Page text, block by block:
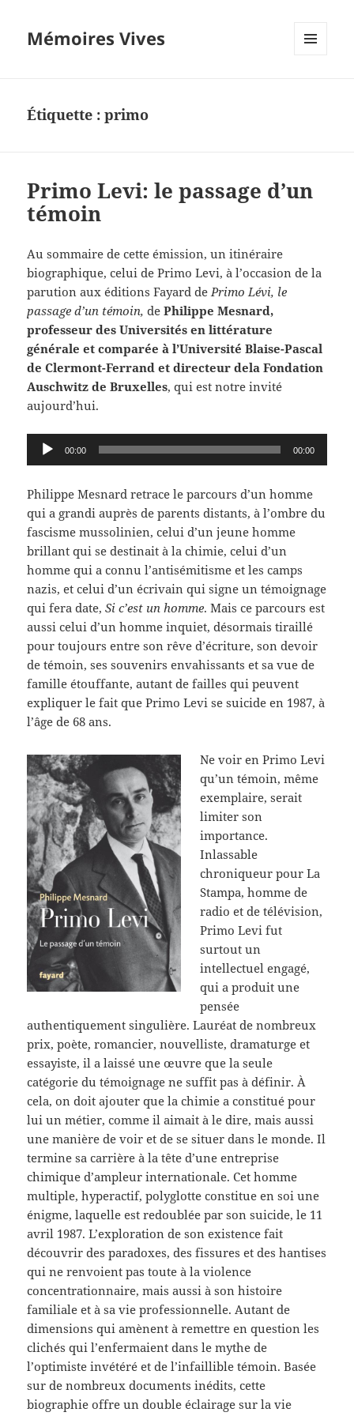
Mémoires Vives
Étiquette :primo
Primo Levi: le passage d’un
témoin
Au sommaire de cette émission, un itinéraire
biographique, celui de Primo Levi, à l’occasion de la
parution aux éditions Fayard dePrimo Lévi, le
passage d’un témoin, dePhilippe Mesnard,
professeur des Universités en littérature
générale et comparée à l’Université Blaise-Pascal
de Clermont-Ferrand et directeur dela Fondation
Auschwitz de Bruxelles, qui est notre invité
aujourd’hui.
Lecteur
audio
00:00 00:00
Philippe Mesnard retrace le parcours d’un homme
qui a grandi auprès de parents distants, à l’ombre du
fascisme mussolinien, celui d’un jeune homme
brillant qui se destinait à la chimie, celui d’un
homme qui a connu l’antisémitisme et les camps
nazis, et celui d’un écrivain qui signe un témoignage
qui fera date,Si c’est un homme. Mais ce parcours est
aussi celui d’un homme inquiet, désormais tiraillé
pour toujours entre son rêve d’écriture, son devoir
de témoin, ses souvenirs envahissants et sa vue de
famille étouffante, autant de failles qui peuvent
expliquer le fait que Primo Levi se suicide en 1987, à
l’âge de 68 ans.
Ne voir en Primo Levi
qu’un témoin, même
exemplaire, serait
limiter son
importance.
Inlassable
chroniqueur pour La
Stampa, homme de
radio et de télévision,
Primo Levi fut
surtout un
intellectuel engagé,
qui a produit une
pensée
authentiquement singulière. Lauréat de nombreux
prix, poète, romancier, nouvelliste, dramaturge et
essayiste, il a laissé une œuvre que la seule
catégorie du témoignage ne suffit pas à définir. À
cela, on doit ajouter que la chimie a constitué pour
lui un métier, comme il aimait à le dire, mais aussi
une manière de voir et de se situer dans le monde. Il
termine sa carrière à la tête d’une entreprise
chimique d’ampleur internationale. Cet homme
multiple, hyperactif, polyglotte constitue en soi une
énigme, laquelle est redoublée par son suicide, le 11
avril 1987. L’exploration de son existence fait
découvrir des paradoxes, des fissures et des hantises
qui ne renvoient pas toute à la violence
concentrationnaire, mais aussi à son histoire
familiale et à sa vie professionnelle. Autant de
dimensions qui amènent à remettre en question les
clichés qui l’enfermaient dans le mythe de
l’optimiste invétéré et de l’infaillible témoin. Basée
sur de nombreux documents inédits, cette
biographie offre un double éclairage sur la vie